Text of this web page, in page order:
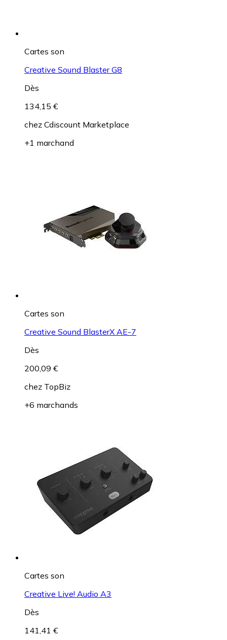
Cartes son
Creative Sound Blaster G8
Dès
134,15 €
chez Cdiscount Marketplace
+1 marchand
Cartes son
Creative Sound BlasterX AE-7
Dès
200,09 €
chez TopBiz
+6 marchands
Cartes son
Creative Live! Audio A3
Dès
141,41 €